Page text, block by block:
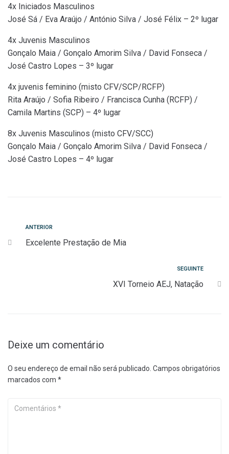
4x Iniciados Masculinos
José Sá / Eva Araújo / António Silva / José Félix – 2º lugar
4x Juvenis Masculinos
Gonçalo Maia / Gonçalo Amorim Silva / David Fonseca /
José Castro Lopes – 3º lugar
4x juvenis feminino (misto CFV/SCP/RCFP)
Rita Araújo / Sofia Ribeiro / Francisca Cunha (RCFP) /
Camila Martins (SCP) – 4º lugar
8x Juvenis Masculinos (misto CFV/SCC)
Gonçalo Maia / Gonçalo Amorim Silva / David Fonseca /
José Castro Lopes – 4º lugar
Navegação
de
Anterior
ANTERIOR
Excelente Prestação de Mia
SEGUINTE
XVI Torneio AEJ, Natação
Deixe um comentário
O seu endereço de email não será publicado. Campos obrigatórios
marcados com *